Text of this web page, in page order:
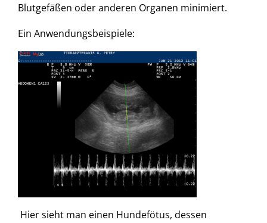
Blutgefäßen oder anderen Organen minimiert.
Ein Anwendungsbeispiele:
Hier sieht man einen Hundefötus, dessen